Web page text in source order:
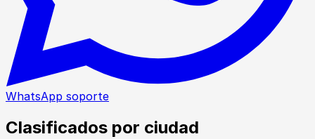
WhatsApp soporte
Clasificados por ciudad